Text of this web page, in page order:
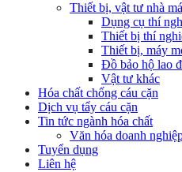
Thiết bị, vật tư nhà
Dụng cụ thí
Thiết bị thí
Thiết bị, máy
Đồ bảo hộ lao
Vật tư khác
Hóa chất chống cáu cặn
Dịch vụ tẩy cáu cặn
Tin tức ngành hóa chất
Văn hóa doanh
Tuyển dụng
Liên hệ